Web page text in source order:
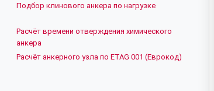
Подбор клинового анкера по нагрузке
Расчёт времени отверждения химического
анкера
Расчёт анкерного узла по ETAG 001 (Еврокод)